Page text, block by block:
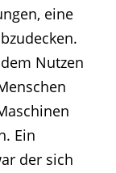
eine
Nutzen
Ein
der sich